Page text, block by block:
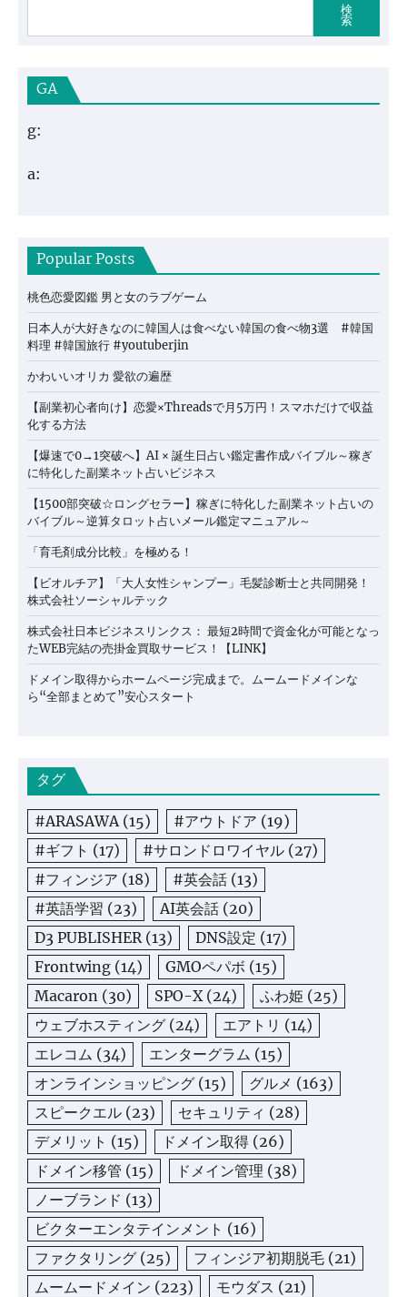
検
索
GA
g:
a:
Popular Posts
桃色恋愛図鑑 男と女のラブゲーム
日本人が大好きなのに韓国人は食べない韓国の食べ物3選 #韓国
料理 #韓国旅行 #youtuberjin
かわいいオリカ 愛欲の遍歴
【副業初心者向け】恋愛×Threadsで月5万円！スマホだけで収益
化する方法
【爆速で0→1突破へ】AI × 誕生日占い鑑定書作成バイブル～稼ぎ
に特化した副業ネット占いビジネス
【1500部突破☆ロングセラー】稼ぎに特化した副業ネット占いの
バイブル～逆算タロット占いメール鑑定マニュアル～
「育毛剤成分比較」を極める！
【ビオルチア】「大人女性シャンプー」毛髪診断士と共同開発！
株式会社ソーシャルテック
株式会社日本ビジネスリンクス： 最短2時間で資金化が可能となっ
たWEB完結の売掛金買取サービス！【LINK】
ドメイン取得からホームページ完成まで。ムームードメインな
ら“全部まとめて”安心スタート
タグ
#ARASAWA (15) #アウトドア (19)
#ギフト (17) #サロンドロワイヤル (27)
#フィンジア (18) #英会話 (13)
#英語学習 (23) AI英会話 (20)
D3 PUBLISHER (13) DNS設定 (17)
Frontwing (14) GMOペパボ (15)
Macaron (30) SPO-X (24) ふわ姫 (25)
ウェブホスティング (24) エアトリ (14)
エレコム (34) エンターグラム (15)
オンラインショッピング (15) グルメ (163)
スピークエル (23) セキュリティ (28)
デメリット (15) ドメイン取得 (26)
ドメイン移管 (15) ドメイン管理 (38)
ノーブランド (13)
ビクターエンタテインメント (16)
ファクタリング (25) フィンジア初期脱毛 (21)
ムームードメイン (223) モウダス (21)